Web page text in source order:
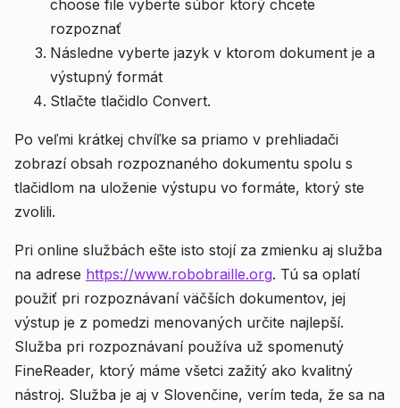
choose file vyberte súbor ktorý chcete
rozpoznať
Následne vyberte jazyk v ktorom dokument je a
výstupný formát
Stlačte tlačidlo Convert.
Po veľmi krátkej chvíľke sa priamo v prehliadači
zobrazí obsah rozpoznaného dokumentu spolu s
tlačidlom na uloženie výstupu vo formáte, ktorý ste
zvolili.
Pri online službách ešte isto stojí za zmienku aj služba
na adrese https://www.robobraille.org. Tú sa oplatí
použiť pri rozpoznávaní väčších dokumentov, jej
výstup je z pomedzi menovaných určite najlepší.
Služba pri rozpoznávaní používa už spomenutý
FineReader, ktorý máme všetci zažitý ako kvalitný
nástroj. Služba je aj v Slovenčine, verím teda, že sa na